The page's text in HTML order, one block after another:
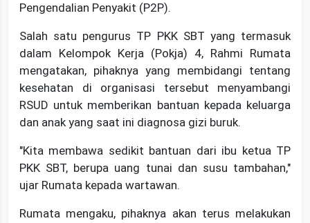
Pengendalian Penyakit (P2P).
Salah satu pengurus TP PKK SBT yang termasuk
dalam Kelompok Kerja (Pokja) 4, Rahmi Rumata
mengatakan, pihaknya yang membidangi tentang
kesehatan di organisasi tersebut menyambangi
RSUD untuk memberikan bantuan kepada keluarga
dan anak yang saat ini diagnosa gizi buruk.
"Kita membawa sedikit bantuan dari ibu ketua TP
PKK SBT, berupa uang tunai dan susu tambahan,"
ujar Rumata kepada wartawan.
Rumata mengaku, pihaknya akan terus melakukan